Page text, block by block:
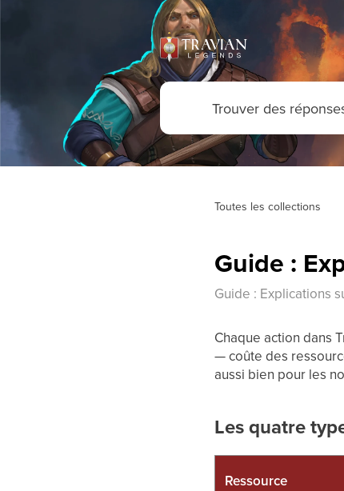
Toutes les collections
Guide :
Guide : Explications
Chaque action dans
— coûte des
aussi bien pour les
Les quatre
Ressource